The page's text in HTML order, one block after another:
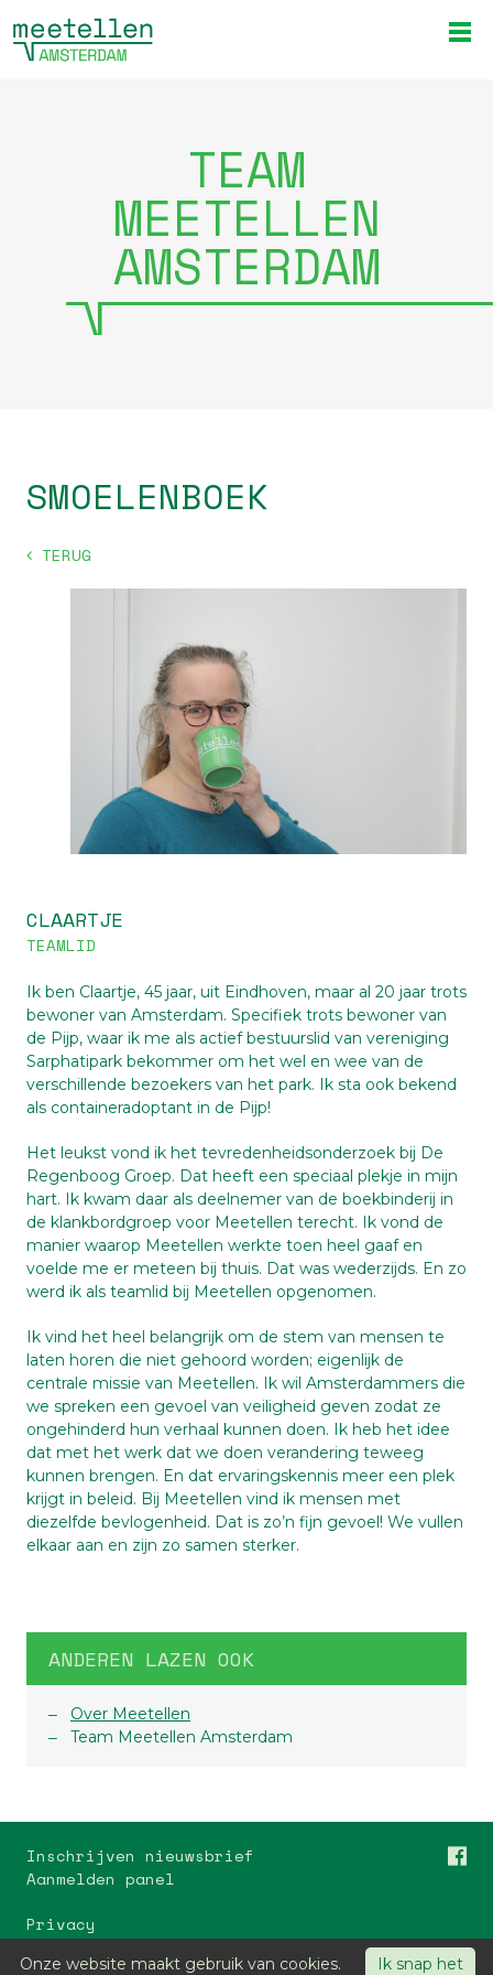
TEAM
MEETELLEN
AMSTERDAM
SMOELENBOEK
TERUG
CLAARTJE
TEAMLID
Ik ben Claartje, 45 jaar, uit Eindhoven, maar al 20 jaar trots
bewoner van Amsterdam. Specifiek trots bewoner van
de Pijp, waar ik me als actief bestuurslid van vereniging
Sarphatipark bekommer om het wel en wee van de
verschillende bezoekers van het park. Ik sta ook bekend
als containeradoptant in de Pijp!
Het leukst vond ik het tevredenheidsonderzoek bij De
Regenboog Groep. Dat heeft een speciaal plekje in mijn
hart. Ik kwam daar als deelnemer van de boekbinderij in
de klankbordgroep voor Meetellen terecht. Ik vond de
manier waarop Meetellen werkte toen heel gaaf en
voelde me er meteen bij thuis. Dat was wederzijds. En zo
werd ik als teamlid bij Meetellen opgenomen.
Ik vind het heel belangrijk om de stem van mensen te
laten horen die niet gehoord worden; eigenlijk de
centrale missie van Meetellen. Ik wil Amsterdammers die
we spreken een gevoel van veiligheid geven zodat ze
ongehinderd hun verhaal kunnen doen. Ik heb het idee
dat met het werk dat we doen verandering teweeg
kunnen brengen. En dat ervaringskennis meer een plek
krijgt in beleid. Bij Meetellen vind ik mensen met
diezelfde bevlogenheid. Dat is zo’n fijn gevoel! We vullen
elkaar aan en zijn zo samen sterker.
ANDEREN LAZEN OOK
Over Meetellen
Team Meetellen Amsterdam
Inschrijven nieuwsbrief
Aanmelden panel
Privacy
Ik snap het
Onze website maakt gebruik van cookies.